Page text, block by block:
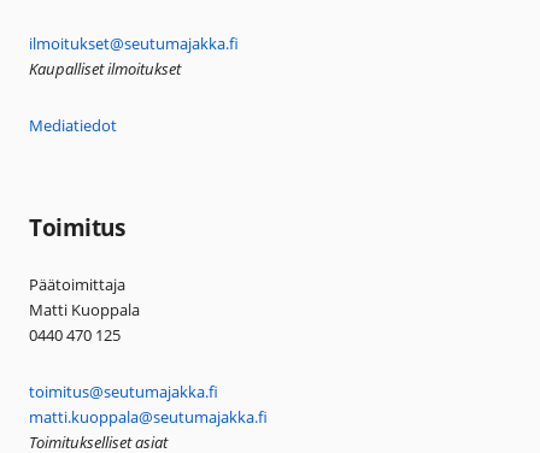
ilmoitukset@seutumajakka.fi
Kaupalliset ilmoitukset
Mediatiedot
Toimitus
Päätoimittaja
Matti Kuoppala
0440 470 125
toimitus@seutumajakka.fi
matti.kuoppala@seutumajakka.fi
Toimitukselliset asiat